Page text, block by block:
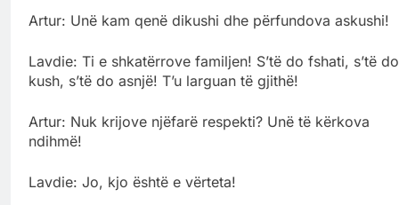
Artur: Unë kam qenë dikushi dhe përfundova askushi!
Lavdie: Ti e shkatërrove familjen! S’të do fshati, s’të do
kush, s’të do asnjë! T’u larguan të gjithë!
Artur: Nuk krijove njëfarë respekti? Unë të kërkova
ndihmë!
Lavdie: Jo, kjo është e vërteta!